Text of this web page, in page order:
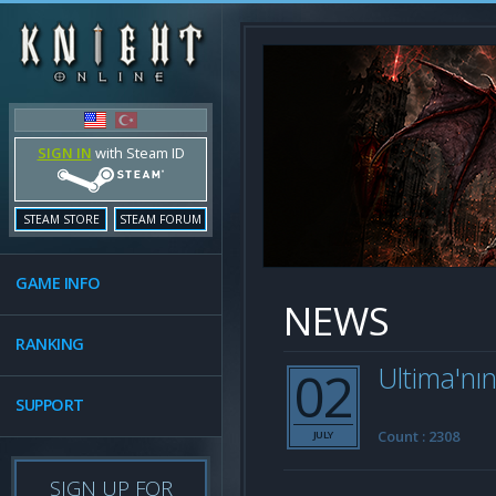
SIGN IN with Steam ID
STEAM STORE STEAM FORUM
GAME INFO
RANKING
SUPPORT
SIGN UP FOR
NEWS
02
JULY Count : 2308